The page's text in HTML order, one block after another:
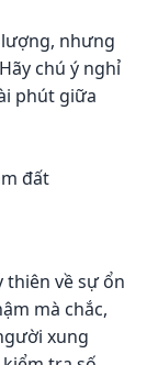
nhưng
chú ý nghỉ
phút giữa
đất
thiên về sự ổn
mà chắc,
xung